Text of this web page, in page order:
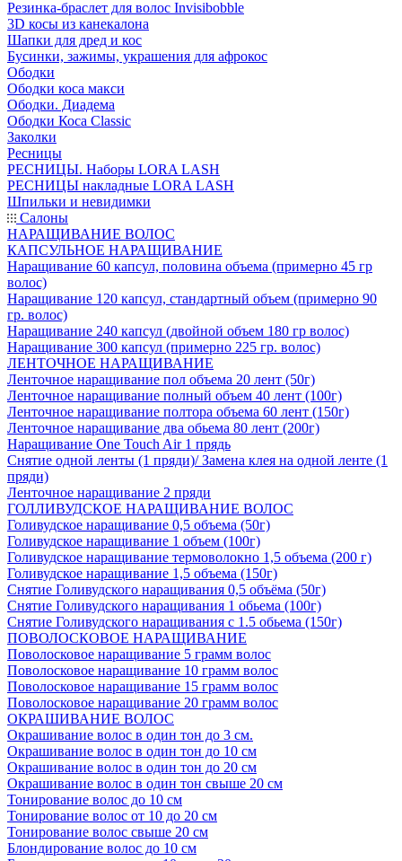
Резинка-браслет для волос Invisibobble
3D косы из канекалона
Шапки для дред и кос
Бусинки, зажимы, украшения для афрокос
Ободки
Ободки коса макси
Ободки. Диадема
Ободки Коса Classic
Заколки
Ресницы
РЕСНИЦЫ. Наборы LORA LASH
РЕСНИЦЫ накладные LORA LASH
Шпильки и невидимки
Салоны
НАРАЩИВАНИЕ ВОЛОС
КАПСУЛЬНОЕ НАРАЩИВАНИЕ
Наращивание 60 капсул, половина объема (примерно 45 гр
волос)
Наращивание 120 капсул, стандартный объем (примерно 90
гр. волос)
Наращивание 240 капсул (двойной объем 180 гр волос)
Наращивание 300 капсул (примерно 225 гр. волос)
ЛЕНТОЧНОЕ НАРАЩИВАНИЕ
Ленточное наращивание пол объема 20 лент (50г)
Ленточное наращивание полный объем 40 лент (100г)
Ленточное наращивание полтора объема 60 лент (150г)
Ленточное наращивание два обьема 80 лент (200г)
Наращивание One Touch Air 1 прядь
Снятие одной ленты (1 пряди)/ Замена клея на одной ленте (1
пряди)
Ленточное наращивание 2 пряди
ГОЛЛИВУДСКОЕ НАРАЩИВАНИЕ ВОЛОС
Голивудское наращивание 0,5 объема (50г)
Голивудское наращивание 1 объем (100г)
Голивудское наращивание термоволокно 1,5 объема (200 г)
Голивудское наращивание 1,5 объема (150г)
Снятие Голивудского наращивания 0,5 объёма (50г)
Снятие Голивудского наращивания 1 обьема (100г)
Снятие Голивудского наращивания с 1.5 обьема (150г)
ПОВОЛОСКОВОЕ НАРАЩИВАНИЕ
Поволосковое наращивание 5 грамм волос
Поволосковое наращивание 10 грамм волос
Поволосковое наращивание 15 грамм волос
Поволосковое наращивание 20 грамм волос
ОКРАШИВАНИЕ ВОЛОС
Окрашивание волос в один тон до 3 см.
Окрашивание волос в один тон до 10 см
Окрашивание волос в один тон до 20 см
Окрашивание волос в один тон свыше 20 см
Тонирование волос до 10 см
Тонирование волос от 10 до 20 см
Тонирование волос свыше 20 см
Блондирование волос до 10 см